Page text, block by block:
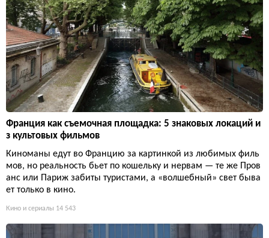
Франция как съемочная площадка: 5 знаковых локаций и
з культовых фильмов
Киноманы едут во Францию за картинкой из любимых филь
мов, но реальность бьет по кошельку и нервам — те же Пров
анс или Париж забиты туристами, а «волшебный» свет быва
ет только в кино.
Кино и сериалы 14 543